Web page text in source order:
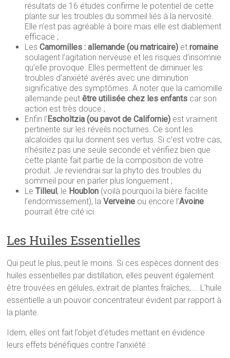
résultats de 16 études confirme le potentiel de cette
plante sur les troubles du sommeil liés à la nervosité.
Elle n’est pas agréable à boire mais elle est diablement
efficace ;
LesCamomilles : allemande (ou matricaire) et romaine
soulagent l’agitation nerveuse et les risques d’insomnie
qu’elle provoque. Elles permettent de diminuer les
troubles d’anxiété avérés avec une diminution
significative des symptômes. A noter que la camomille
allemande peutêtre utilisée chez les enfants car son
action est très douce ;
Enfin l’Escholtzia (ou pavot de Californie) est vraiment
pertinente sur les réveils nocturnes. Ce sont les
alcaloïdes qui lui donnent ses vertus. Si c’est votre cas,
n’hésitez pas une seule seconde et vérifiez bien que
cette plante fait partie de la composition de votre
produit. Je reviendrai sur la phyto des troubles du
sommeil pour en parler plus longuement ;
LeTilleul, le Houblon (voilà pourquoi la bière facilite
l’endormissement), la Verveine ou encore l’Avoine
pourrait être cité ici.
Les Huiles Essentielles
Qui peut le plus, peut le moins. Si ces espèces donnent des
huiles essentielles par distillation, elles peuvent également
être trouvées en gélules, extrait de plantes fraîches,…. L’huile
essentielle a un pouvoir concentrateur évident par rapport à
la plante.
Idem, elles ont fait l’objet d’études mettant en évidence
leurs effets bénéfiques contre l’anxiété :